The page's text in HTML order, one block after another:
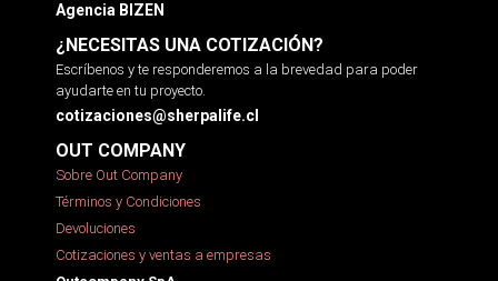
Agencia BIZEN
¿NECESITAS UNA COTIZACIÓN?
Escríbenos y te responderemos a la brevedad para poder
ayudarte en tu proyecto.
cotizaciones@sherpalife.cl
OUT COMPANY
Sobre Out Company
Términos y Condiciones
Devoluciones
Cotizaciones y ventas a empresas